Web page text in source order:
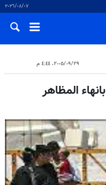
٠٧‏/٠٨‏/٢٠٢٦
٢٩‏/٠٩‏/٢٠٠٥، ٤:٤٤ م
المظاهر